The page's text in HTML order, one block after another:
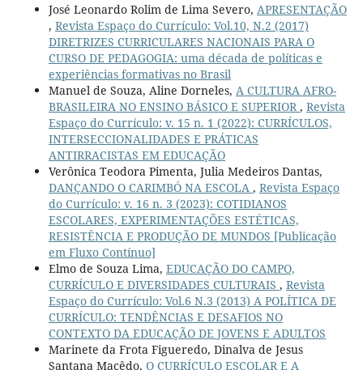
José Leonardo Rolim de Lima Severo, APRESENTAÇÃO
, Revista Espaço do Currículo: Vol.10, N.2 (2017)
DIRETRIZES CURRICULARES NACIONAIS PARA O
CURSO DE PEDAGOGIA: uma década de políticas e
experiências formativas no Brasil
Manuel de Souza, Aline Dorneles, A CULTURA AFRO-
BRASILEIRA NO ENSINO BÁSICO E SUPERIOR, Revista
Espaço do Currículo: v. 15 n. 1 (2022): CURRÍCULOS,
INTERSECCIONALIDADES E PRÁTICAS
ANTIRRACISTAS EM EDUCAÇÃO
Verônica Teodora Pimenta, Julia Medeiros Dantas,
DANÇANDO O CARIMBÓ NA ESCOLA , Revista Espaço
do Currículo: v. 16 n. 3 (2023): COTIDIANOS
ESCOLARES, EXPERIMENTAÇÕES ESTÉTICAS,
RESISTÊNCIA E PRODUÇÃO DE MUNDOS [Publicação
em Fluxo Contínuo]
Elmo de Souza Lima, EDUCAÇÃO DO CAMPO,
CURRÍCULO E DIVERSIDADES CULTURAIS , Revista
Espaço do Currículo: Vol.6 N.3 (2013) A POLÍTICA DE
CURRÍCULO: TENDÊNCIAS E DESAFIOS NO
CONTEXTO DA EDUCAÇÃO DE JOVENS E ADULTOS
Marinete da Frota Figueredo, Dinalva de Jesus
Santana Macêdo, O CURRÍCULO ESCOLAR E A